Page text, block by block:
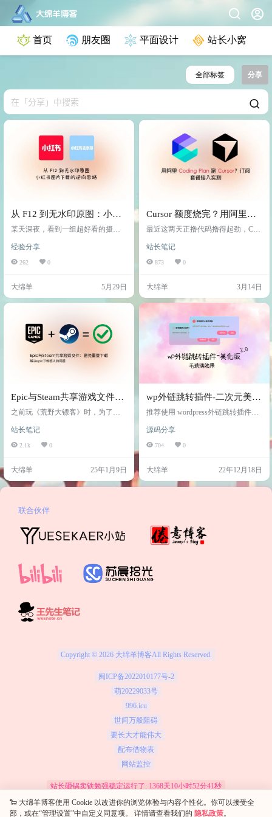
首页 朋友圈 平面设计 站长小窝
全部标签 分享
从 F12 到无水印原图：小红
书图片下载的逆向思路
某天深夜，看到一组超好看的摄影
——结果满屏的水印糊了一脸。 行
吧，那就自己动手研究一下。 这篇
数据结构，找到绕过水印的方法，
最后做成一个能用的工具的。 1. 先
rk，随便点开一张图片的请求，看 U
RL： https://sns-we…
经验分享
262 0
大绵羊 5月29日
Cursor 额度烧完？用阿里云
Coding Plan 接入自定义
最近这两天正撸代码撸得起劲，Curs
没了。 心态直接崩了，20 美刀啊，
就这么悄无声息地烧完了。正当我
义 API Keys 的功能？ 这一想不要
紧，马上又想起来之前充的那个阿
里云 Coding Plan——那不是走的 Op
enAI 协议吗？这……这不正好对上
了？ 说干就干，马上开查资料、问
AI、…
站长笔记
873 0
大绵羊 3月14日
Epic与Steam共享游戏文件：
避免重复下载
之前玩《荒野大镖客》时，为了体
本。后来好朋友一直想拉我玩线上
模式，结果一看Steam哎呀，没打
简直不用太好！毫不犹豫就下单
了，最后花了¥92.07。买了之后才发
现，Epic和Steam的游戏文件居然不
本质上是一样的，只是文件名不一
我的操作过程，…
站长笔记
2.1k 0
大绵羊 25年1月9日
wp外链跳转插件-二次元美化
版
推荐使用 wordpress外链跳转插件是
它可以在文章的外链上增加一层过
滤，可以有效地阻止跟踪，同时也
上。并在链接列表中增加相应的关
键词，从而 提示用户 跳转到其他网
站上。 它免费 免费 免费 插件原版
源码分享
704 0
大绵羊 22年12月18日
联合伙伴
Copyright © 2026大绵羊博客All Rights Reserved.
闽ICP备2022010177号-2
萌20229033号
996.icu
世间万般阻碍
要长大才能伟大
配布借物表
网站监控
站长砸锅卖铁勉强稳定运行了: 1368天10小时52分42秒
保留资源解释权，如有侵权，请联系我及时处理
查询 11 次，耗时 0.3711 秒
🐑 大绵羊博客使用 Cookie 以改进你的浏览体验与内容个性化。你可以接受全
部，或在“管理设置”中自定义同意项。 详情请查看我们的 隐私政策。